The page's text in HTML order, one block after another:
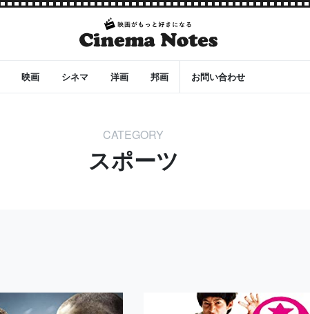
映画 シネマ 洋画 邦画 お問い合わせ
CATEGORY
スポーツ